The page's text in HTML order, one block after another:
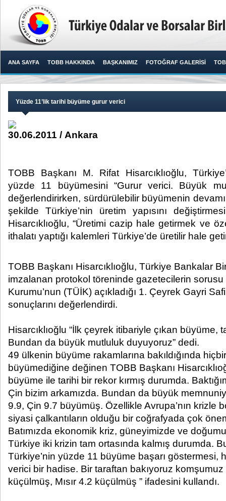
ANA SAYFA TOBB HAKKINDA BAŞKANIMIZ FOTOĞRAF GALERİSİ
Yüzde 11’lik tarihi büyüme gurur verici
30.06.2011 / Ankara
TOBB Başkanı M. Rifat Hisarcıklıoğlu,
yüzde 11 büyümesini “Gurur verici. Büyük
değerlendirirken, sürdürülebilir büyümenin
şekilde Türkiye’nin üretim yapısını
Hisarcıklıoğlu, “Üretimi cazip hale getirmek ve
ithalatı yaptığı kalemleri Türkiye’de üretilir hale
TOBB Başkanı Hisarcıklıoğlu, Türkiye Bankalar
imzalanan protokol töreninde gazetecilerin
Kurumu’nun (TÜİK) açıkladığı 1. Çeyrek Gayri
sonuçlarını değerlendirdi.
Hisarcıklıoğlu “İlk çeyrek itibariyle çıkan büyüme,
Bundan da büyük mutluluk duyuyoruz” dedi.
49 ülkenin büyüme rakamlarına bakıldığında
büyümediğine değinen TOBB Başkanı
büyüme ile tarihi bir rekor kırmış durumda.
Çin bizim arkamızda. Bundan da büyük
9.9, Çin 9.7 büyümüş. Özellikle Avrupa’nın krizle
siyasi çalkantıların olduğu bir coğrafyada çok
Batımızda ekonomik kriz, güneyimizde ve
Türkiye iki krizin tam ortasında kalmış durumda.
Türkiye’nin yüzde 11 büyüme başarı göstermesi,
verici bir hadise. Bir taraftan bakıyoruz
küçülmüş, Mısır 4.2 küçülmüş ” ifadesini kullandı.